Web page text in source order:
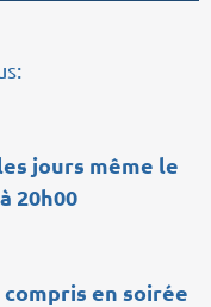
jours même le
20h00
en soirée